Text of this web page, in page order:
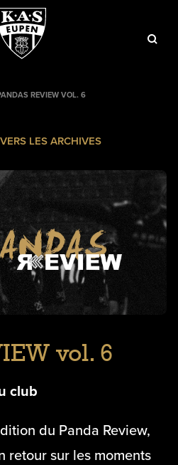
REVIEW VOL. 6
LES ARCHIVES
vol. 6
club
du Panda Review,
retour sur les moments